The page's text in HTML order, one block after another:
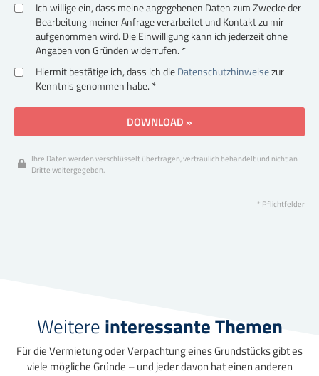
Ich willige ein, dass meine angegebenen Daten zum Zwecke der
Bearbeitung meiner Anfrage verarbeitet und Kontakt zu mir
aufgenommen wird. Die Einwilligung kann ich jederzeit ohne
Angaben von Gründen widerrufen. *
Hiermit bestätige ich, dass ich die Datenschutzhinweisezur
Kenntnis genommen habe. *
DOWNLOAD »
Ihre Daten werden verschlüsselt übertragen, vertraulich behandelt und nicht an
Dritte weitergegeben.
* Pflichtfelder
Weitereinteressante Themen
Für die Vermietung oder Verpachtung eines Grundstücks gibt es
viele mögliche Gründe – und jeder davon hat einen anderen